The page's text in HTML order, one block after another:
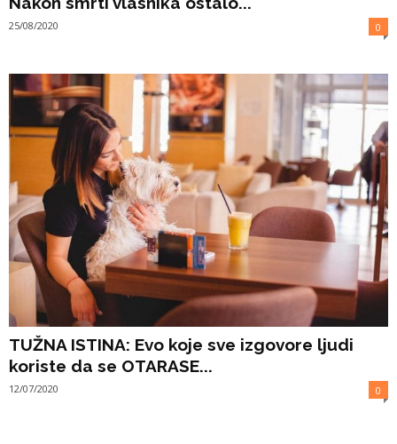
25/08/2020 0
TUŽNA ISTINA: Evo koje sve izgovore ljudi
koriste da se OTARASE...
12/07/2020 0